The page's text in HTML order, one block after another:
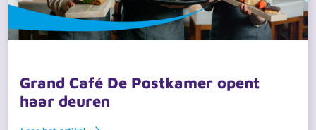
Grand Café De Postkamer opent
haar deuren